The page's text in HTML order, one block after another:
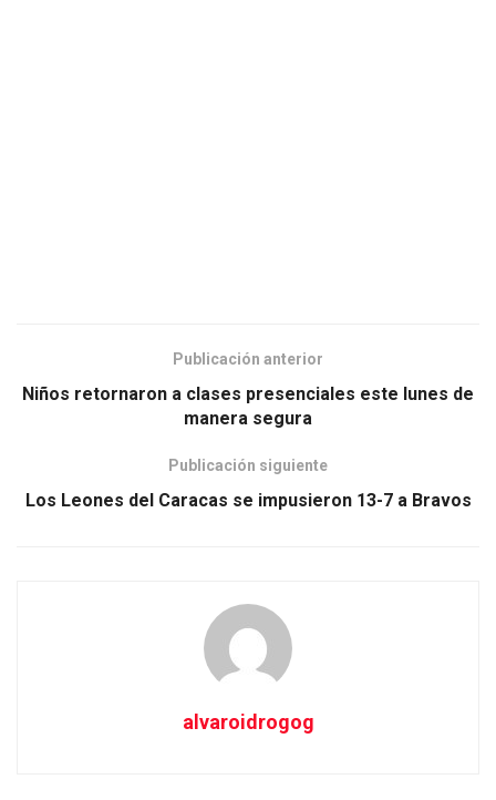
Publicación anterior
Niños retornaron a clases presenciales este lunes de
manera segura
Publicación siguiente
Los Leones del Caracas se impusieron 13-7 a Bravos
alvaroidrogog